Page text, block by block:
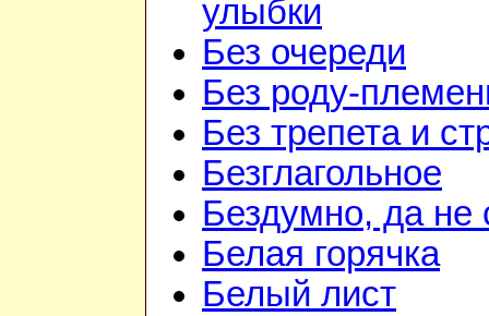
улыбки
Без очереди
Без роду-
Без трепета и
Безглагольное
Бездумно, да не
Белая горячка
Белый лист